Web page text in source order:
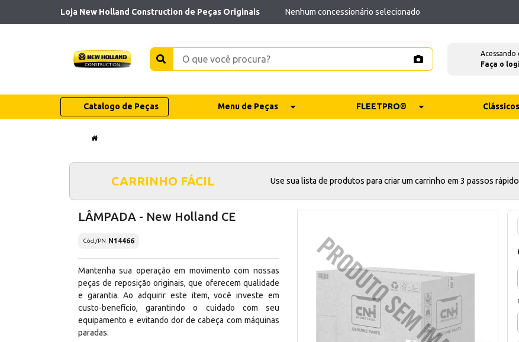
Loja New Holland Construction de Peças Originais Nenhum concessionário selecionado
Faça o
Catalogo de Peças Menu de Peças FLEETPRO®
CARRINHO FÁCIL Use sua lista de produtos para criar um carrinho em 3 passos
LÂMPADA - New Holland CE
Cód./PN N14466
Mantenha sua operação em movimento com nossas
peças de reposição originais, que oferecem qualidade
e garantia. Ao adquirir este item, você investe em
custo-benefício, garantindo o cuidado com seu
equipamento e evitando dor de cabeça com máquinas
paradas.